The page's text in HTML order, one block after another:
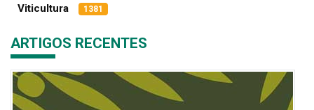
Viticultura 1381
ARTIGOS RECENTES